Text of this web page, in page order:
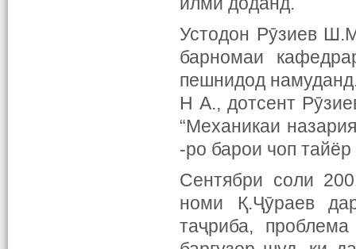
Устодон Рӯзиев
барномаи
пешнидод
Н А., дотсент
“Механикаи
-ро барои чоп
Сентябри соли
номи Қ.Ҷӯраев
таҷриба,